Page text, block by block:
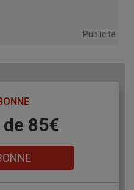
Publicité
85€